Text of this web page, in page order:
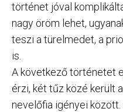
történet jóval
nagy öröm lehet,
teszi a türelmedet, a
is.
A következő történetet
érzi, két tűz közé került
nevelőfia igényei